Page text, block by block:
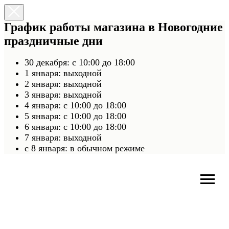
График работы магазина в Новогодние
праздничные дни
30 декабря: с 10:00 до 18:00
1 января: выходной
2 января: выходной
3 января: выходной
4 января: с 10:00 до 18:00
5 января: с 10:00 до 18:00
6 января: с 10:00 до 18:00
7 января: выходной
c 8 января: в обычном режиме